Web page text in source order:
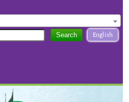
English
Search